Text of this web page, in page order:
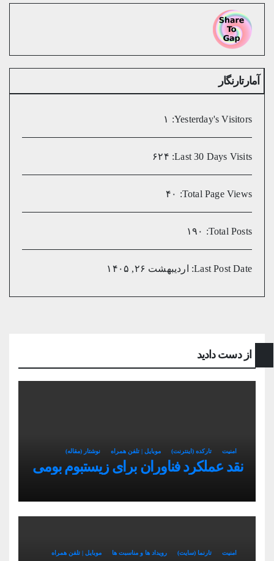
میلادی
آمارتارنگار
Yesterday's Visitors: ۱
Last 30 Days Visits: ۶۲۴
Total Page Views: ۴۰
Total Posts: ۱۹۰
Last Post Date: اردیبهشت ۲۶, ۱۴۰۵
از دست دادید
امنیت تارکده (اینترنت) موبایل | تلفن همراه نوشتار (مقاله)
نقد عملکرد فناوران برای زیستبوم بومی
امنیت تارنما (سایت) رویداد ها و مناسبت ها موبایل | تلفن همراه